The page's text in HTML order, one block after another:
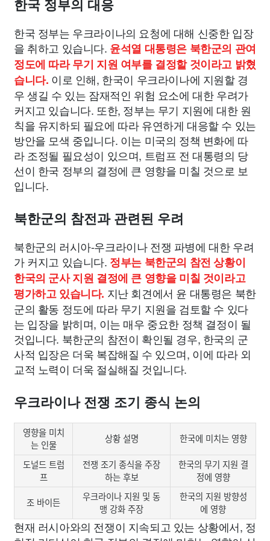
한국 정부의 대응
한국 정부는 우크라이나의 요청에 대해 신중한 입장
을 취하고 있습니다. 윤석열 대통령은 북한군의 관여
정도에 따라 무기 지원 여부를 결정할 것이라고 밝혔
습니다. 이로 인해, 한국이 우크라이나에 지원할 경
우 생길 수 있는 잠재적인 위험 요소에 대한 우려가
커지고 있습니다. 또한, 정부는 무기 지원에 대한 원
칙을 유지하되 필요에 따라 유연하게 대응할 수 있는
방안을 모색 중입니다. 이는 미국의 정책 변화에 따
라 조정될 필요성이 있으며, 트럼프 전 대통령의 당
선이 한국 정부의 결정에 큰 영향을 미칠 것으로 보
입니다.
북한군의 참전과 관련된 우려
북한군의 러시아-우크라이나 전쟁 파병에 대한 우려
가 커지고 있습니다. 정부는 북한군의 참전 상황이
한국의 군사 지원 결정에 큰 영향을 미칠 것이라고
평가하고 있습니다. 지난 회견에서 윤 대통령은 북한
군의 활동 정도에 따라 무기 지원을 검토할 수 있다
는 입장을 밝히며, 이는 매우 중요한 정책 결정이 될
것입니다. 북한군의 참전이 확인될 경우, 한국의 군
사적 입장은 더욱 복잡해질 수 있으며, 이에 따라 외
교적 노력이 더욱 절실해질 것입니다.
우크라이나 전쟁 조기 종식 논의
영향을 미치
는 인물
상황 설명 한국에 미치는 영향
도널드 트럼
프
전쟁 조기 종식을 주장
하는 후보
한국의 무기 지원 결
정에 영향
조 바이든
우크라이나 지원 및 동
맹 강화 주장
한국의 지원 방향성
에 영향
현재 러시아와의 전쟁이 지속되고 있는 상황에서, 정